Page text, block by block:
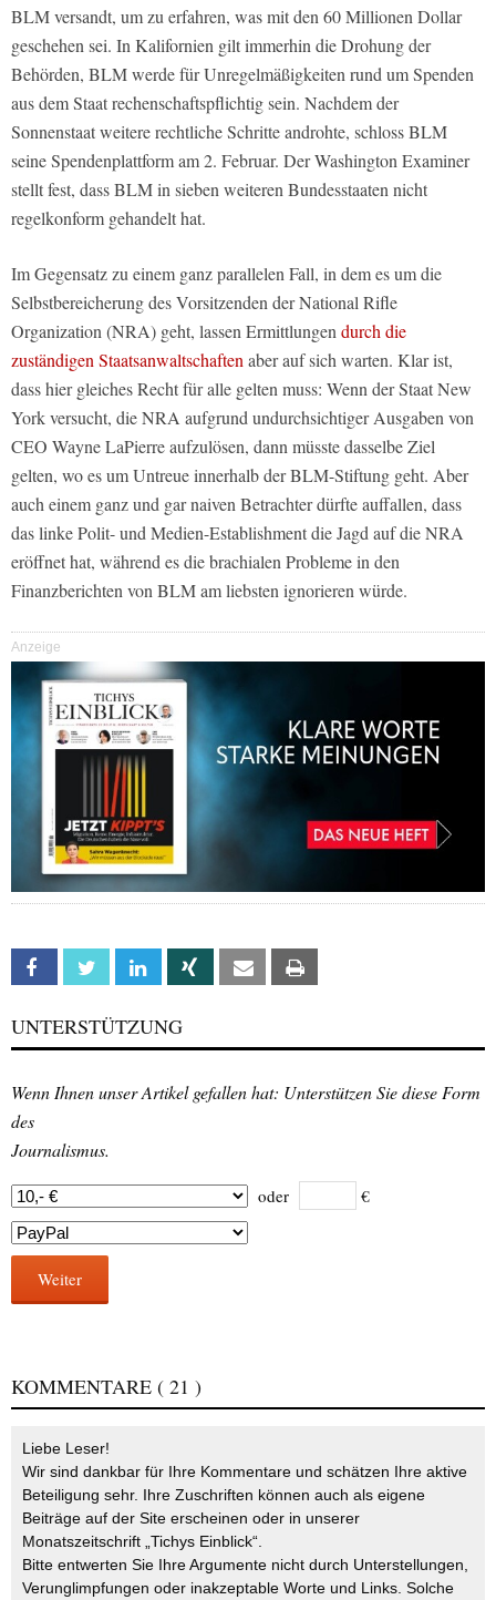
BLM versandt, um zu erfahren, was mit den 60 Millionen Dollar
geschehen sei. In Kalifornien gilt immerhin die Drohung der
Behörden, BLM werde für Unregelmäßigkeiten rund um Spenden
aus dem Staat rechenschaftspflichtig sein. Nachdem der
Sonnenstaat weitere rechtliche Schritte androhte, schloss BLM
seine Spendenplattform am 2. Februar. Der Washington Examiner
stellt fest, dass BLM in sieben weiteren Bundesstaaten nicht
regelkonform gehandelt hat.
Im Gegensatz zu einem ganz parallelen Fall, in dem es um die
Selbstbereicherung des Vorsitzenden der National Rifle
Organization (NRA) geht, lassen Ermittlungendurch die
zuständigen Staatsanwaltschaftenaber auf sich warten. Klar ist,
dass hier gleiches Recht für alle gelten muss: Wenn der Staat New
York versucht, die NRA aufgrund undurchsichtiger Ausgaben von
CEO Wayne LaPierre aufzulösen, dann müsste dasselbe Ziel
gelten, wo es um Untreue innerhalb der BLM-Stiftung geht. Aber
auch einem ganz und gar naiven Betrachter dürfte auffallen, dass
das linke Polit- und Medien-Establishment die Jagd auf die NRA
eröffnet hat, während es die brachialen Probleme in den
Finanzberichten von BLM am liebsten ignorieren würde.
Anzeige
Facebook Twitter Linkedin Xing Email
UNTERSTÜTZUNG
Wenn Ihnen unser Artikel gefallen hat: Unterstützen Sie diese Form
des
Journalismus.
oder €
Weiter
KOMMENTARE ( 21 )
Liebe Leser!
Wir sind dankbar für Ihre Kommentare und schätzen Ihre aktive
Beteiligung sehr. Ihre Zuschriften können auch als eigene
Beiträge auf der Site erscheinen oder in unserer
Monatszeitschrift „Tichys Einblick“.
Bitte entwerten Sie Ihre Argumente nicht durch Unterstellungen,
Verunglimpfungen oder inakzeptable Worte und Links. Solche